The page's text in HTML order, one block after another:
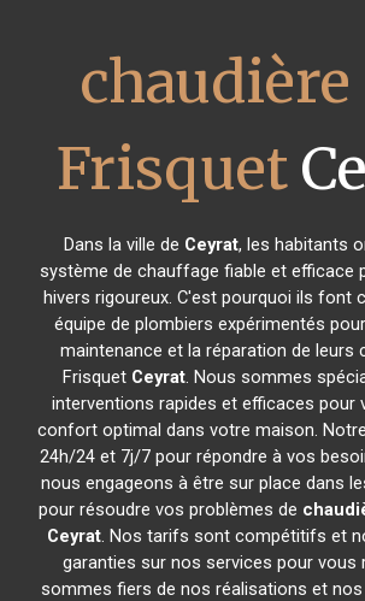
chaudière
Frisquet
Dans la ville de Ceyrat, les habitants
système de chauffage fiable et efficace
hivers rigoureux. C'est pourquoi ils font
équipe de plombiers expérimentés
maintenance et la réparation de leurs
Frisquet Ceyrat. Nous sommes
interventions rapides et efficaces pour
confort optimal dans votre maison.
24h/24 et 7j/7 pour répondre à vos
nous engageons à être sur place dans
pour résoudre vos problèmes de
Ceyrat. Nos tarifs sont compétitifs et
garanties sur nos services pour vous
sommes fiers de nos réalisations et